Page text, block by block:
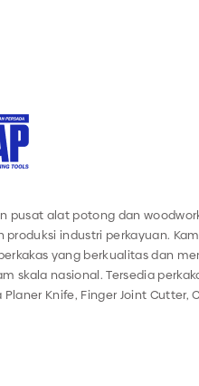
pusat alat potong dan
industri perkayuan.
yang berkualitas dan
skala nasional. Tersedia
Knife, Finger Joint Cutter,